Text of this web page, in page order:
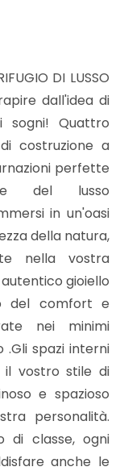
DI LUSSO
dall'idea di
sogni! Quattro
costruzione a
perfette
e del lusso
in un'oasi
della natura,
nella vostra
autentico gioiello
del comfort e
nei minimi
spazi interni
il vostro stile di
e spazioso
personalità.
di classe, ogni
anche le